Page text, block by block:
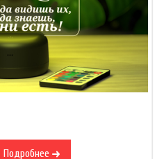
Подробнее